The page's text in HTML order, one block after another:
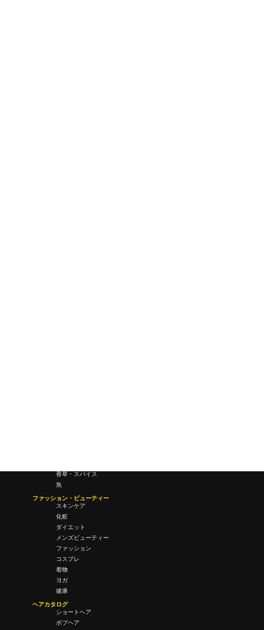
香草・スパイス
魚
ファッション・ビューティー
スキンケア
化粧
ダイエット
メンズビューティー
ファッション
コスプレ
着物
ヨガ
健康
ヘアカタログ
ショートヘア
ボブヘア